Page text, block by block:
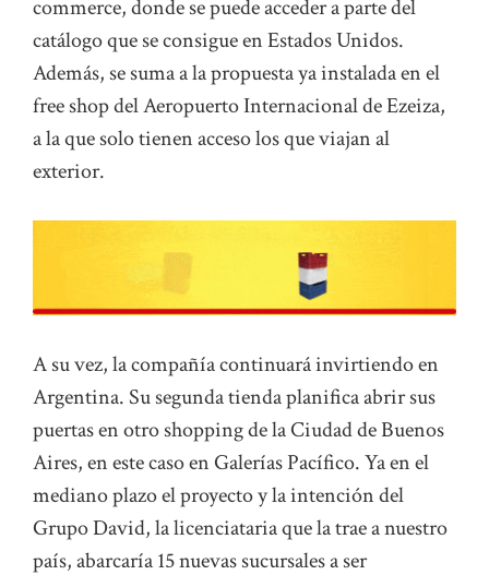
commerce, donde se puede acceder a parte del
catálogo que se consigue en Estados Unidos.
Además, se suma a la propuesta ya instalada en el
free shop del Aeropuerto Internacional de Ezeiza,
a la que solo tienen acceso los que viajan al
exterior.
A su vez, la compañía continuará invirtiendo en
Argentina. Su segunda tienda planifica abrir sus
puertas en otro shopping de la Ciudad de Buenos
Aires, en este caso en Galerías Pacífico. Ya en el
mediano plazo el proyecto y la intención del
Grupo David, la licenciataria que la trae a nuestro
país, abarcaría 15 nuevas sucursales a ser